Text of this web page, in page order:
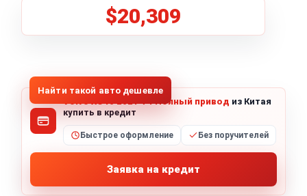
$20,309
Найти такой авто дешевле
Volvo XC40 2021 T4 Полный привод из Китая
купить в кредит
Быстрое оформление Без поручителей
Заявка на кредит